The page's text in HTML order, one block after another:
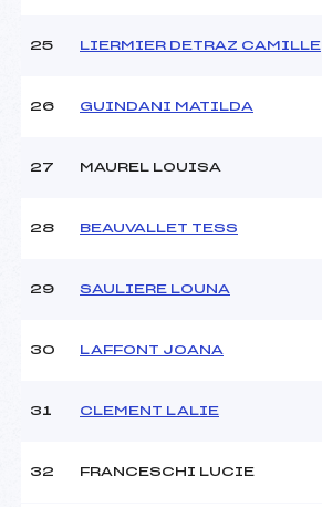
25 LIERMIER DETRAZ CAMILLE
26 GUINDANI MATILDA
27 MAUREL LOUISA
28 BEAUVALLET TESS
29 SAULIERE LOUNA
30 LAFFONT JOANA
31 CLEMENT LALIE
32 FRANCESCHI LUCIE